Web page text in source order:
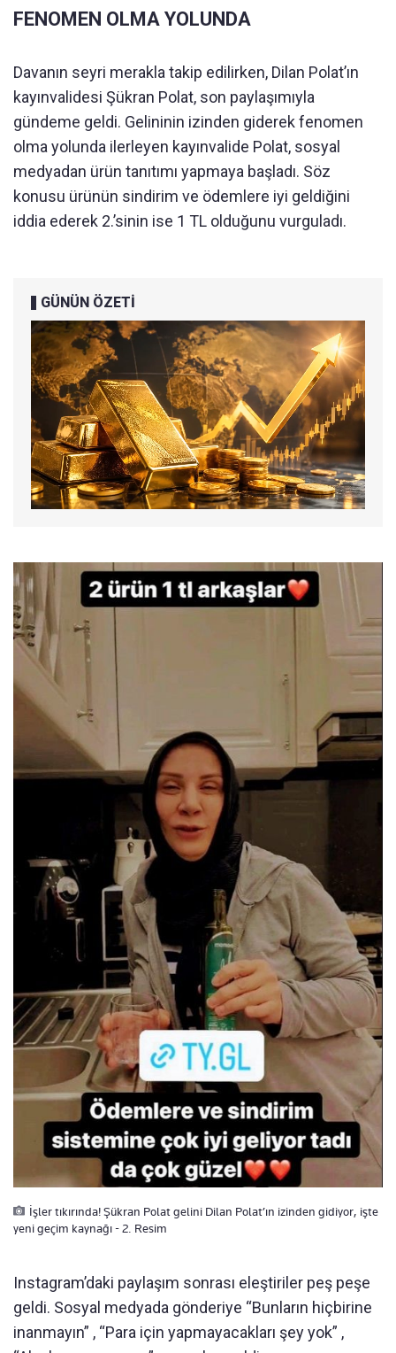
FENOMEN OLMA YOLUNDA
Davanın seyri merakla takip edilirken, Dilan Polat’ın
kayınvalidesi Şükran Polat, son paylaşımıyla
gündeme geldi. Gelininin izinden giderek fenomen
olma yolunda ilerleyen kayınvalide Polat, sosyal
medyadan ürün tanıtımı yapmaya başladı. Söz
konusu ürünün sindirim ve ödemlere iyi geldiğini
iddia ederek 2.’sinin ise 1 TL olduğunu vurguladı.
GÜNÜN ÖZETİ
İşler tıkırında! Şükran Polat gelini Dilan Polat’ın izinden gidiyor, işte
yeni geçim kaynağı - 2. Resim
Instagram’daki paylaşım sonrası eleştiriler peş peşe
geldi. Sosyal medyada gönderiye “Bunların hiçbirine
inanmayın” , “Para için yapmayacakları şey yok” ,